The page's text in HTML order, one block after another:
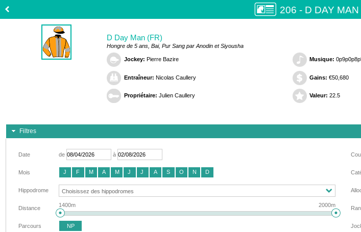
206 - D DAY MAN
D Day Man (FR)
Hongre de 5 ans, Bai, Pur Sang par Anodin et Siyousha
Jockey: Pierre Bazire
Entraîneur: Nicolas Caullery
Propriétaire: Julien Caullery
Musique:
Gains: €50,680
Valeur: 22.5
Filtres
Date de à
Mois J F M A M J J A S O N D
Hippodrome
Distance 1400m 2000m
Parcours NP